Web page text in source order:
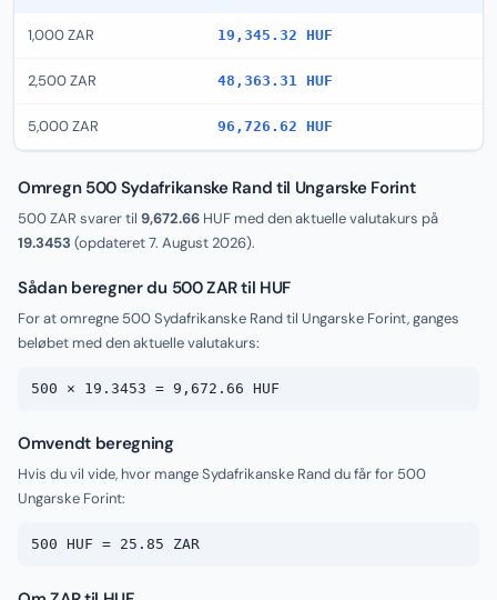
1,000 ZAR 19,345.32 HUF
2,500 ZAR 48,363.31 HUF
5,000 ZAR 96,726.62 HUF
Omregn 500 Sydafrikanske Rand til Ungarske Forint
500 ZAR svarer til 9,672.66 HUF med den aktuelle valutakurs på
19.3453 (opdateret7. August 2026).
Sådan beregner du 500 ZAR til HUF
For at omregne 500 Sydafrikanske Rand til Ungarske Forint, ganges
beløbet med den aktuelle valutakurs:
500 × 19.3453 = 9,672.66 HUF
Omvendt beregning
Hvis du vil vide, hvor mange Sydafrikanske Rand du får for 500
Ungarske Forint:
500 HUF = 25.85 ZAR